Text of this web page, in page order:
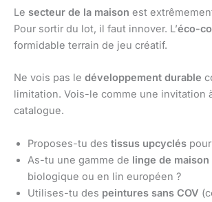
Le secteur de la maison est
Pour sortir du lot, il faut innover. L’éco-
formidable terrain de jeu créatif.
Ne vois pas le développement durable
limitation. Vois-le comme une invitation
catalogue.
Proposes-tu des tissus upcyclés
As-tu une gamme de linge de maison
biologique ou en lin européen ?
Utilises-tu des peintures sans COV